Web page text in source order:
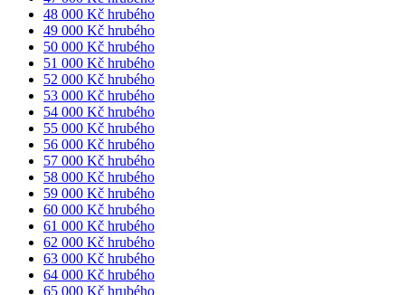
48 000 Kč hrubého
49 000 Kč hrubého
50 000 Kč hrubého
51 000 Kč hrubého
52 000 Kč hrubého
53 000 Kč hrubého
54 000 Kč hrubého
55 000 Kč hrubého
56 000 Kč hrubého
57 000 Kč hrubého
58 000 Kč hrubého
59 000 Kč hrubého
60 000 Kč hrubého
61 000 Kč hrubého
62 000 Kč hrubého
63 000 Kč hrubého
64 000 Kč hrubého
65 000 Kč hrubého